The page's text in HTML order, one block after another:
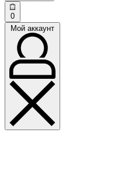
0
Мой аккаунт